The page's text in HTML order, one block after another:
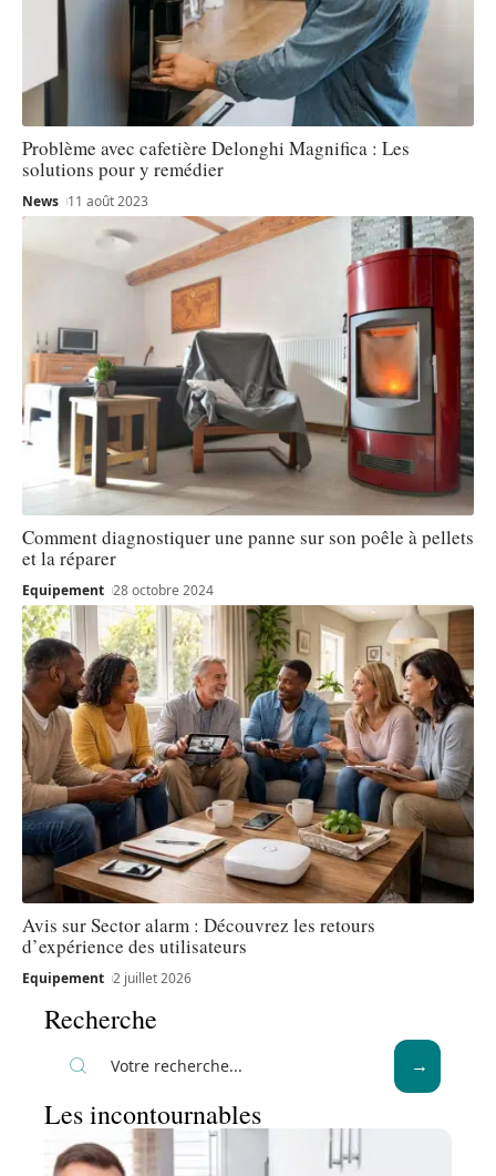
Problème avec cafetière Delonghi Magnifica : Les
solutions pour y remédier
News 11 août 2023
Comment diagnostiquer une panne sur son poêle à pellets
et la réparer
Equipement 28 octobre 2024
Avis sur Sector alarm : Découvrez les retours
d’expérience des utilisateurs
Equipement 2 juillet 2026
Recherche
Les incontournables